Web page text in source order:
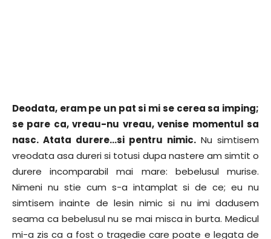
Deodata, eram pe un pat si mi se cerea sa imping;
se pare ca, vreau-nu vreau, venise momentul sa
nasc. Atata durere…si pentru nimic. Nu simtisem
vreodata asa dureri si totusi dupa nastere am simtit o
durere incomparabil mai mare: bebelusul murise.
Nimeni nu stie cum s-a intamplat si de ce; eu nu
simtisem inainte de lesin nimic si nu imi dadusem
seama ca bebelusul nu se mai misca in burta. Medicul
mi-a zis ca a fost o tragedie care poate e legata de